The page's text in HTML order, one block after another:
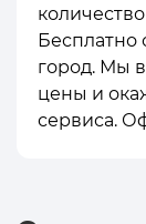
Бесплатно
город. Мы
цены и
сервиса.